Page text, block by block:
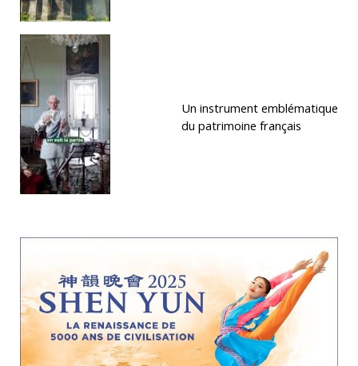
Un instrument emblématique
du patrimoine français